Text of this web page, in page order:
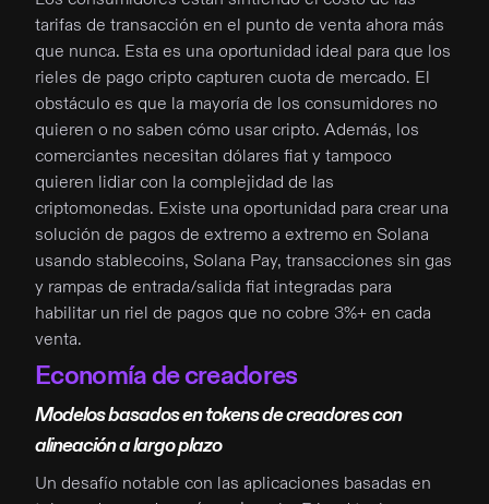
tarifas de transacción en el punto de venta ahora más
que nunca. Esta es una oportunidad ideal para que los
rieles de pago cripto capturen cuota de mercado. El
obstáculo es que la mayoría de los consumidores no
quieren o no saben cómo usar cripto. Además, los
comerciantes necesitan dólares fiat y tampoco
quieren lidiar con la complejidad de las
criptomonedas. Existe una oportunidad para crear una
solución de pagos de extremo a extremo en Solana
usando stablecoins, Solana Pay, transacciones sin gas
y rampas de entrada/salida fiat integradas para
habilitar un riel de pagos que no cobre 3%+ en cada
venta.
Economía de creadores
Modelos basados en tokens de creadores con
alineación a largo plazo
Un desafío notable con las aplicaciones basadas en